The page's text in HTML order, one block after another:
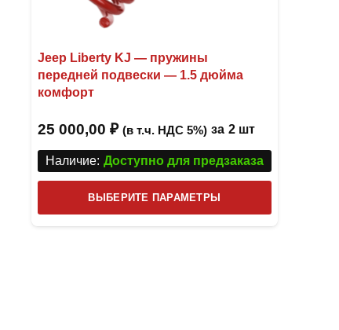
Jeep Liberty KJ — пружины
передней подвески — 1.5 дюйма
комфорт
25 000,00 ₽ (в т.ч. НДС 5%) за 2 шт
Наличие: Доступно для предзаказа
ВЫБЕРИТЕ ПАРАМЕТРЫ
товар